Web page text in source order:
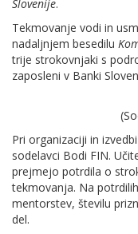
Slovenije.
Tekmovanje vodi in
nadaljnjem besedilu
trije strokovnjaki s
zaposleni v Banki
Pri organizaciji in
sodelavci Bodi FIN.
prejmejo potrdila o
tekmovanja. Na
mentorstev, številu
del.